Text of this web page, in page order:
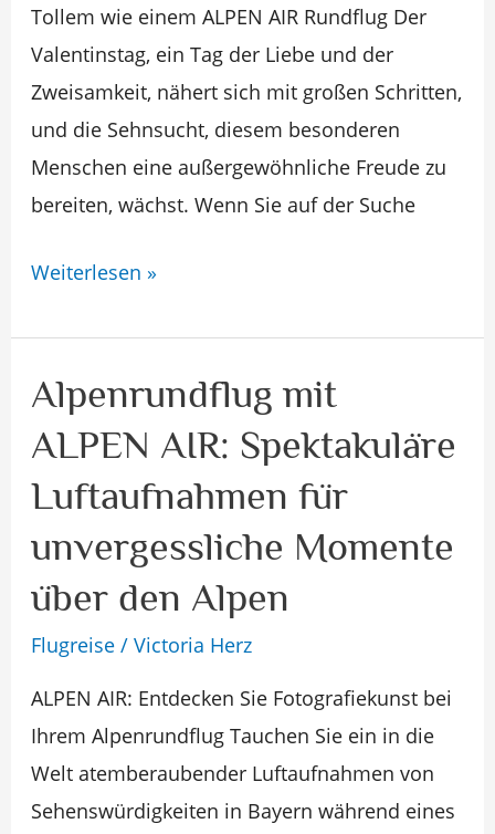
Tollem wie einem ALPEN AIR Rundflug Der
Valentinstag, ein Tag der Liebe und der
Zweisamkeit, nähert sich mit großen Schritten,
und die Sehnsucht, diesem besonderen
Menschen eine außergewöhnliche Freude zu
bereiten, wächst. Wenn Sie auf der Suche
Valentinstag
Weiterlesen »
Alpenrundflug mit
ALPEN AIR: Spektakuläre
Luftaufnahmen für
unvergessliche Momente
über den Alpen
Flugreise/ Victoria Herz
ALPEN AIR: Entdecken Sie Fotografiekunst bei
Ihrem Alpenrundflug Tauchen Sie ein in die
Welt atemberaubender Luftaufnahmen von
Sehenswürdigkeiten in Bayern während eines
Alpenrundflug
ALPEN
AIR:
Spektakuläre
Luftaufnahmen
für
unvergessliche
Momente
über
den
Alpen